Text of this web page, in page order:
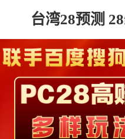
台湾28预测